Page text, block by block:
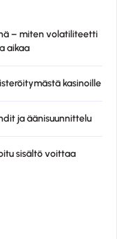
– miten volatiliteetti
aikaa
kasinoille
ja äänisuunnittelu
sisältö voittaa